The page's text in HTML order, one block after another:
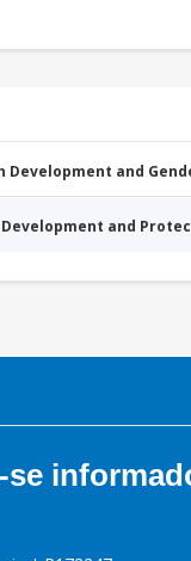
Development and
Development and
se